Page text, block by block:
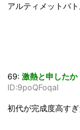
アルティメットバ
69: 激熱と申したか
ID:9poQFoqaI
初代が完成度高す